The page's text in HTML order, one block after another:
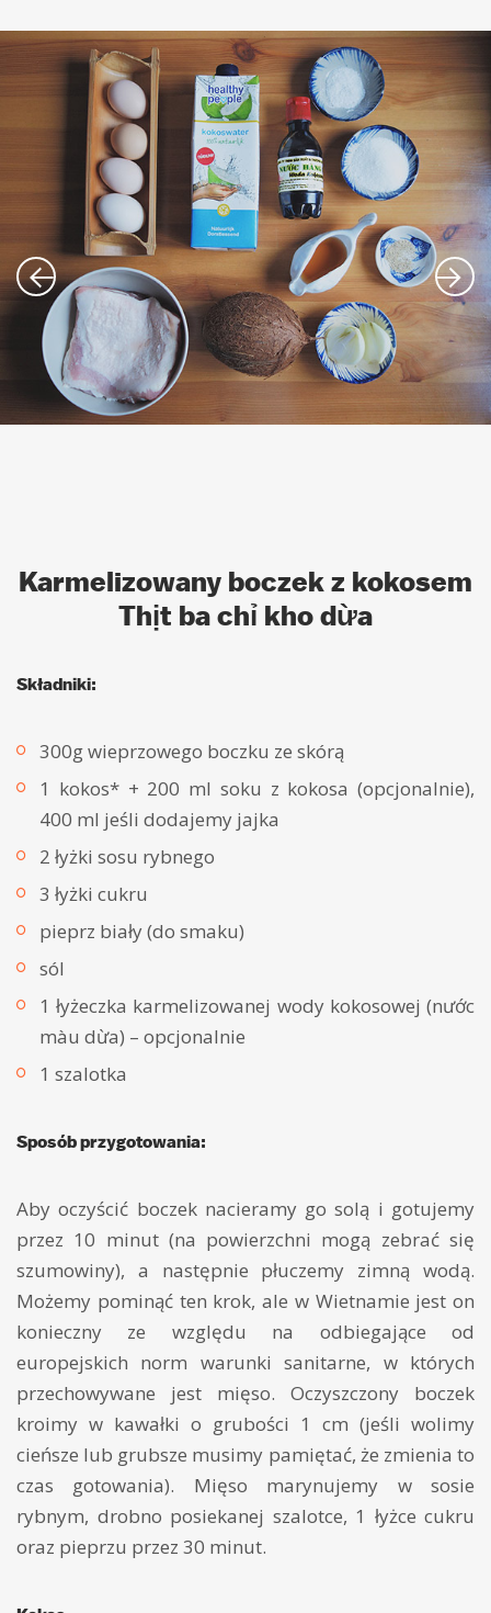
Karmelizowany boczek z kokosem
Thịt ba chỉ kho dừa
Składniki:
300g wieprzowego boczku ze skórą
1 kokos* + 200 ml soku z kokosa (opcjonalnie),
400 ml jeśli dodajemy jajka
2 łyżki sosu rybnego
3 łyżki cukru
pieprz biały (do smaku)
sól
1 łyżeczka karmelizowanej wody kokosowej (nước
màu dừa) – opcjonalnie
1 szalotka
Sposób przygotowania:
Aby oczyścić boczek nacieramy go solą i gotujemy
przez 10 minut (na powierzchni mogą zebrać się
szumowiny), a następnie płuczemy zimną wodą.
Możemy pominąć ten krok, ale w Wietnamie jest on
konieczny ze względu na odbiegające od
europejskich norm warunki sanitarne, w których
przechowywane jest mięso. Oczyszczony boczek
kroimy w kawałki o grubości 1 cm (jeśli wolimy
cieńsze lub grubsze musimy pamiętać, że zmienia to
czas gotowania). Mięso marynujemy w sosie
rybnym, drobno posiekanej szalotce, 1 łyżce cukru
oraz pieprzu przez 30 minut.